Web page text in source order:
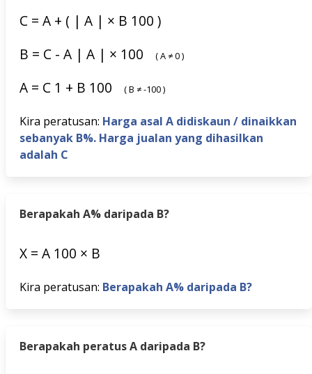
C = A + ( | A | × B 100 )
B = C - A | A | × 100 (A ≠0)
A = C 1 + B 100 (B ≠-100)
Kira peratusan: Harga asal A didiskaun / dinaikkan
sebanyak B%. Harga jualan yang dihasilkan
adalah C
Berapakah A% daripada B?
X = A 100 × B
Kira peratusan: Berapakah A% daripada B?
Berapakah peratus A daripada B?